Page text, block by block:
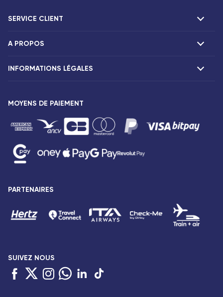
SUIVEZ NOUS
SERVICE CLIENT
F.A.Q et contacts
A PROPOS
Présentation
Communiqués de presse
Conditions tarifaires
Droits des passagers
Conditions générales de vente
Plan du site
INFORMATIONS LÉGALES
MOYENS DE PAIEMENT
PARTENAIRES